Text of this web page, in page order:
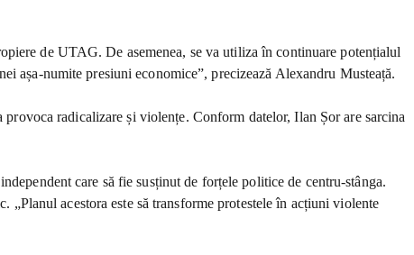
de UTAG. De asemenea, se va utiliza în continuare potențialul
numite presiuni economice”, precizează Alexandru Musteață.
radicalizare și violențe. Conform datelor, Ilan Șor are sarcina
care să fie susținut de forțele politice de centru-stânga.
„Planul acestora este să transforme protestele în acțiuni violente